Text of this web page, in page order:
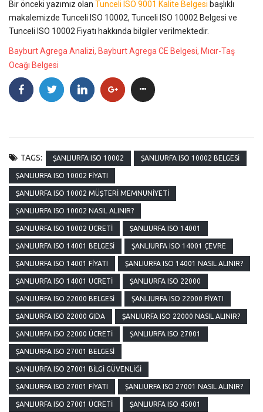
Bir önceki yazımız olan Tunceli ISO 9001 Kalite Belgesi başlıklı
makalemizde Tunceli ISO 10002, Tunceli ISO 10002 Belgesi ve
Tunceli ISO 10002 Fiyatı hakkında bilgiler verilmektedir.
Bayburt Agrega Analizi, Bayburt Agrega CE Belgesi, Mıcır-Taş
Ocağı Belgesi
TAGS: ŞANLIURFA ISO 10002 ŞANLIURFA ISO 10002 BELGESI
ŞANLIURFA ISO 10002 FIYATI
ŞANLIURFA ISO 10002 MÜŞTERI MEMNUNIYETI
ŞANLIURFA ISO 10002 NASIL ALINIR?
ŞANLIURFA ISO 10002 ÜCRETI ŞANLIURFA ISO 14001
ŞANLIURFA ISO 14001 BELGESI ŞANLIURFA ISO 14001 ÇEVRE
ŞANLIURFA ISO 14001 FIYATI ŞANLIURFA ISO 14001 NASIL ALINIR?
ŞANLIURFA ISO 14001 ÜCRETI ŞANLIURFA ISO 22000
ŞANLIURFA ISO 22000 BELGESI ŞANLIURFA ISO 22000 FIYATI
ŞANLIURFA ISO 22000 GIDA ŞANLIURFA ISO 22000 NASIL ALINIR?
ŞANLIURFA ISO 22000 ÜCRETI ŞANLIURFA ISO 27001
ŞANLIURFA ISO 27001 BELGESI
ŞANLIURFA ISO 27001 BILGI GÜVENLIĞI
ŞANLIURFA ISO 27001 FIYATI ŞANLIURFA ISO 27001 NASIL ALINIR?
ŞANLIURFA ISO 27001 ÜCRETI ŞANLIURFA ISO 45001